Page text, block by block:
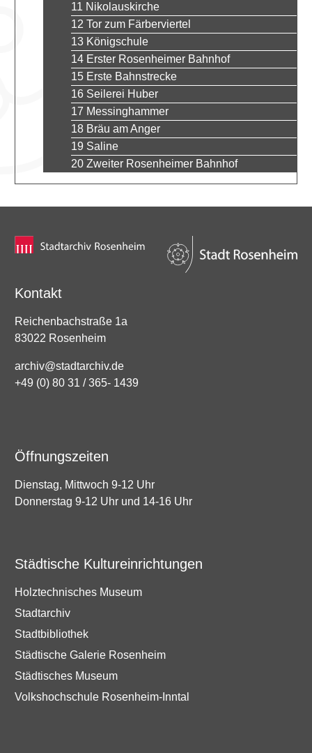
11 Nikolauskirche
12 Tor zum Färberviertel
13 Königschule
14 Erster Rosenheimer Bahnhof
15 Erste Bahnstrecke
16 Seilerei Huber
17 Messinghammer
18 Bräu am Anger
19 Saline
20 Zweiter Rosenheimer Bahnhof
Kontakt
Reichenbachstraße 1a
83022 Rosenheim
archiv@stadtarchiv.de
+49 (0) 80 31 / 365- 1439
Öffnungszeiten
Dienstag, Mittwoch 9-12 Uhr
Donnerstag 9-12 Uhr und 14-16 Uhr
Städtische Kultureinrichtungen
Holztechnisches Museum
Stadtarchiv
Stadtbibliothek
Städtische Galerie Rosenheim
Städtisches Museum
Volkshochschule Rosenheim-Inntal